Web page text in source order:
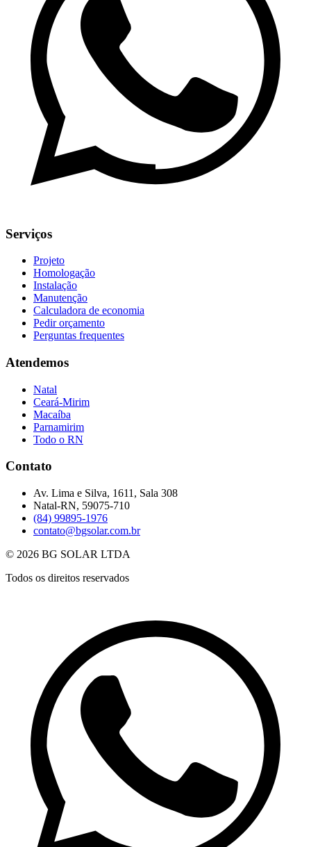
Serviços
Projeto
Homologação
Instalação
Manutenção
Calculadora de economia
Pedir orçamento
Perguntas frequentes
Atendemos
Natal
Ceará-Mirim
Macaíba
Parnamirim
Todo o RN
Contato
Av. Lima e Silva, 1611, Sala 308
Natal-RN, 59075-710
(84) 99895-1976
contato@bgsolar.com.br
© 2026 BG SOLAR LTDA
Todos os direitos reservados